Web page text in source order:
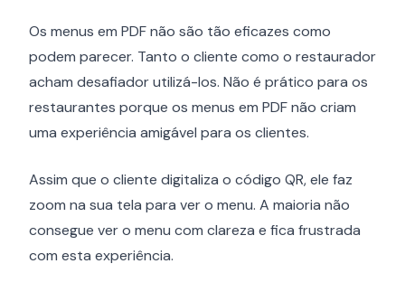
Os menus em PDF não são tão eficazes como
podem parecer. Tanto o cliente como o restaurador
acham desafiador utilizá-los. Não é prático para os
restaurantes porque os menus em PDF não criam
uma experiência amigável para os clientes.
Assim que o cliente digitaliza o código QR, ele faz
zoom na sua tela para ver o menu. A maioria não
consegue ver o menu com clareza e fica frustrada
com esta experiência.